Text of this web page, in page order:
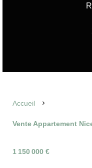
Accueil
Vente Appartement
1 150 000 €